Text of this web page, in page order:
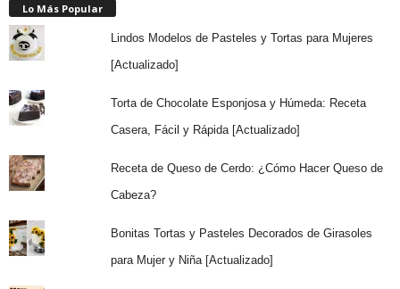
Lo Más Popular
Lindos Modelos de Pasteles y Tortas para Mujeres
[Actualizado]
Torta de Chocolate Esponjosa y Húmeda: Receta
Casera, Fácil y Rápida [Actualizado]
Receta de Queso de Cerdo: ¿Cómo Hacer Queso de
Cabeza?
Bonitas Tortas y Pasteles Decorados de Girasoles
para Mujer y Niña [Actualizado]